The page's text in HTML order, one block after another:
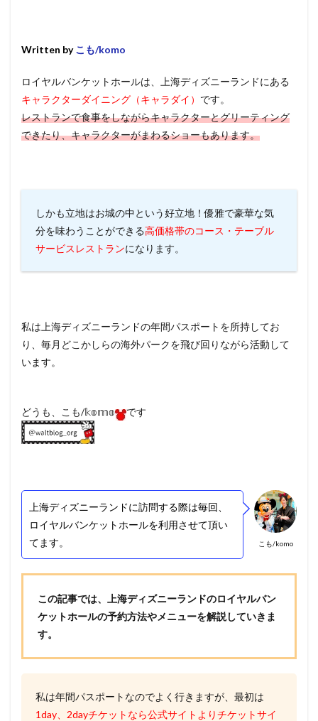
Written by こも/komo
ロイヤルバンケットホールは、上海ディズニーランドにある
キャラクターダイニング（キャラダイ） です。
レストランで食事をしながらキャラクターとグリーティング
できたり、キャラクターがまわるショーもあります。
しかも立地はお城の中という好立地！優雅で豪華な気
分を味わうことができる高価格帯のコース・テーブル
サービスレストランになります。
私は上海ディズニーランドの年間パスポートを所持してお
り、毎月どこかしらの海外パークを飛び回りながら活動して
います。
どうも、こも/𝕜𝕠𝕞𝕠 です
こも/komo
上海ディズニーランドに訪問する際は毎回、
ロイヤルバンケットホールを利用させて頂い
てます。
この記事では、上海ディズニーランドのロイヤルバン
ケットホールの予約方法やメニューを解説していきま
す。
私は年間パスポートなのでよく行きますが、最初は
1day、2dayチケットなら公式サイトよりチケットサイ